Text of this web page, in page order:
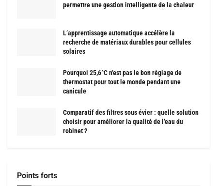
permettre une gestion intelligente de la chaleur
L’apprentissage automatique accélère la
recherche de matériaux durables pour cellules
solaires
Pourquoi 25,6°C n’est pas le bon réglage de
thermostat pour tout le monde pendant une
canicule
Comparatif des filtres sous évier : quelle solution
choisir pour améliorer la qualité de l’eau du
robinet ?
Points forts